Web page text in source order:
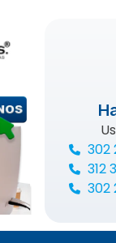
302
312
302